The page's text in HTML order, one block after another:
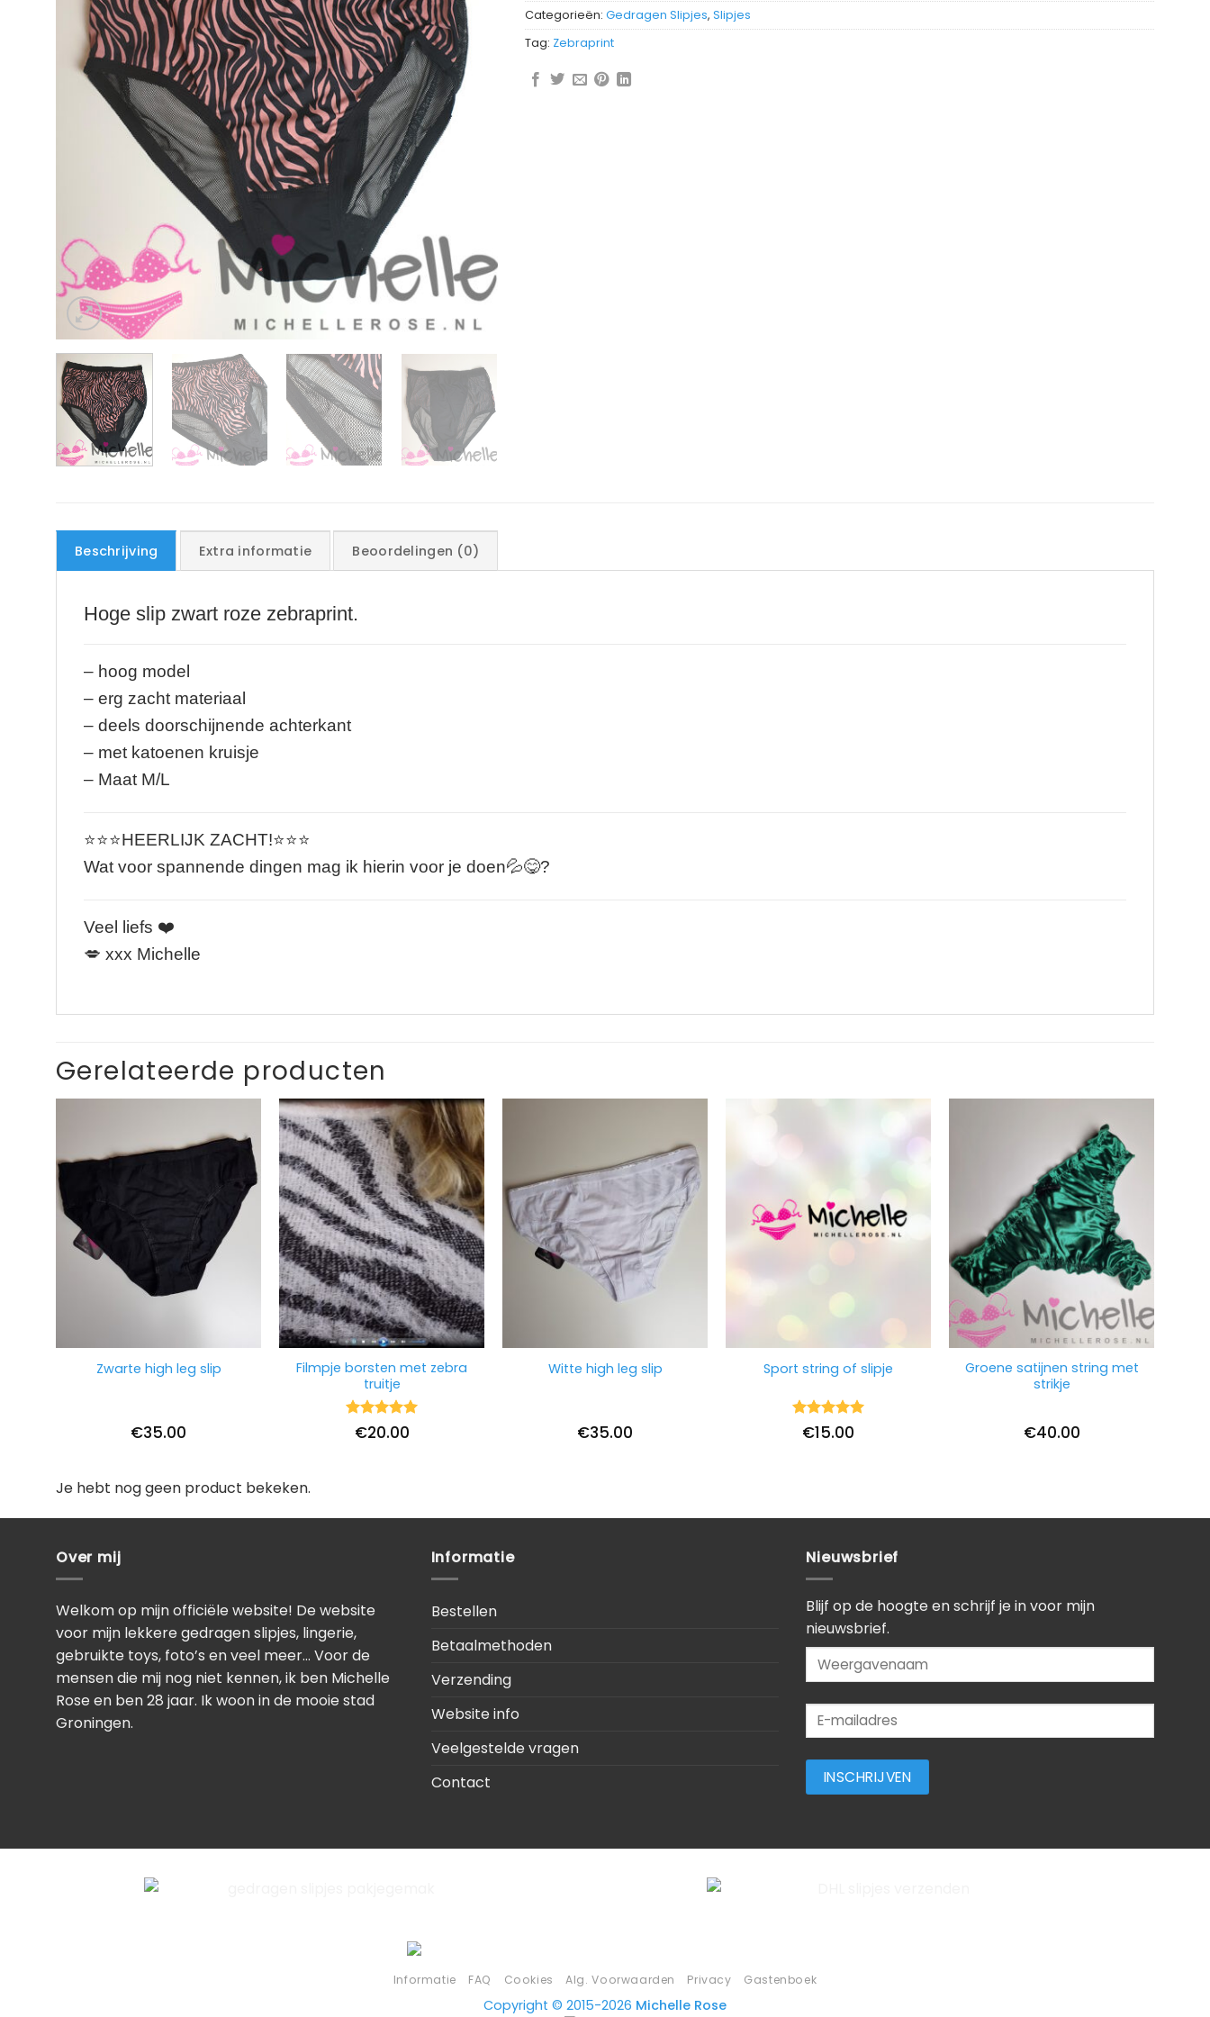
Categorieën: Gedragen Slipjes, Slipjes
Tag: Zebraprint
Beschrijving Extra informatie Beoordelingen (0)
Hoge slip zwart roze zebraprint.
– hoog model
– erg zacht materiaal
– deels doorschijnende achterkant
– met katoenen kruisje
– Maat M/L
⭐️⭐️⭐️HEERLIJK ZACHT!⭐️⭐️⭐️
Wat voor spannende dingen mag ik hierin voor je doen💦😋?
Veel liefs ❤️
💋 xxx Michelle
Gerelateerde producten
Zwarte high leg slip
€35.00
Filmpje borsten met zebra
truitje
Waardering
uit 5
€20.00
Witte high leg slip
€35.00
Sport string of slipje
Waardering
uit 5
€15.00
Groene satijnen string met
strikje
€40.00
Je hebt nog geen product bekeken.
Over mij
Welkom op mijn officiële website! De website
voor mijn lekkere gedragen slipjes, lingerie,
gebruikte toys, foto’s en veel meer… Voor de
mensen die mij nog niet kennen, ik ben Michelle
Rose en ben 28 jaar. Ik woon in de mooie stad
Groningen.
Informatie
Bestellen
Betaalmethoden
Verzending
Website info
Veelgestelde vragen
Contact
Nieuwsbrief
Blijf op de hoogte en schrijf je in voor mijn
nieuwsbrief.
Informatie FAQ Cookies Alg. Voorwaarden Privacy Gastenboek
Copyright © 2015-2026 Michelle Rose